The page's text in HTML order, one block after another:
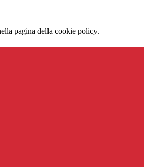
pagina della cookie policy.